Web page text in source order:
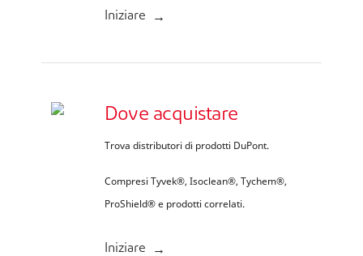
Iniziare
Dove acquistare
Trova distributori di prodotti DuPont.
Compresi Tyvek®, Isoclean®, Tychem®,
ProShield® e prodotti correlati.
Iniziare